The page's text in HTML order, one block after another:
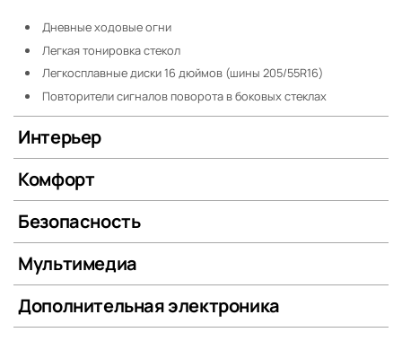
Дневные ходовые огни
Легкая тонировка стекол
Легкосплавные диски 16 дюймов (шины 205/55R16)
Повторители сигналов поворота в боковых стеклах
Интерьер
Комфорт
Безопасность
Мультимедиа
Дополнительная электроника